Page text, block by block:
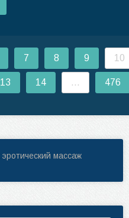
7 8 9 10
13 14 ... 476
эротический массаж